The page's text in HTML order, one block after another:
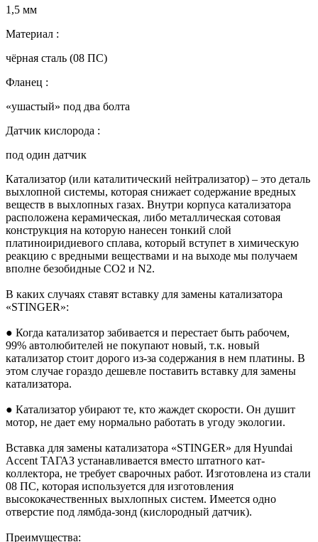
1,5 мм
Материал :
чёрная сталь (08 ПC)
Фланец :
«ушастый» под два болта
Датчик кислорода :
под один датчик
Катализатор (или каталитический нейтрализатор) – это деталь
выхлопной системы, которая снижает содержание вредных
веществ в выхлопных газах. Внутри корпуса катализатора
расположена керамическая, либо металлическая сотовая
конструкция на которую нанесен тонкий слой
платиноиридиевого сплава, который вступет в химическую
реакцию с вредными веществами и на выходе мы получаем
вполне безобидные CO2 и N2.
В каких случаях ставят вставку для замены катализатора
«STINGER»:
● Когда катализатор забивается и перестает быть рабочем,
99% автолюбителей не покупают новый, т.к. новый
катализатор стоит дорого из-за содержания в нем платины. В
этом случае гораздо дешевле поставить вставку для замены
катализатора.
● Катализатор убирают те, кто жаждет скорости. Он душит
мотор, не дает ему нормально работать в угоду экологии.
Вставка для замены катализатора «STINGER» для Hyundai
Accent ТАГАЗ устанавливается вместо штатного кат-
коллектора, не требует сварочных работ. Изготовлена из стали
08 ПC, которая используется для изготовления
высококачественных выхлопных систем. Имеется одно
отверстие под лямбда-зонд (кислородный датчик).
Преимущества: